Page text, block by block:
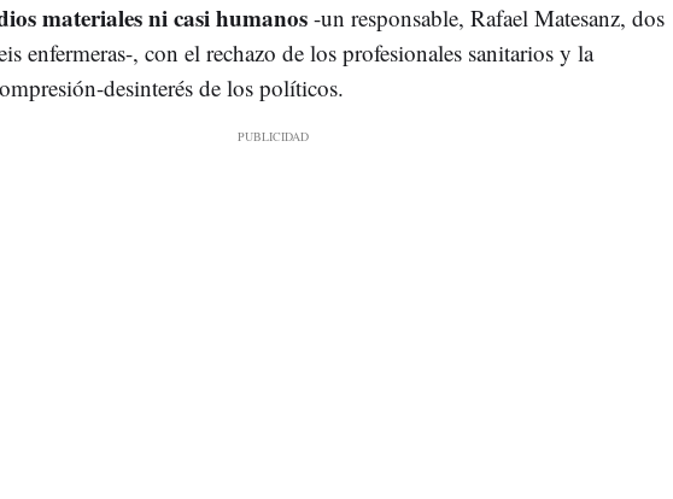
materiales ni casi humanos-un responsable, Rafael Matesanz, dos
enfermeras-, con el rechazo de los profesionales sanitarios y la
desinterés de los políticos.